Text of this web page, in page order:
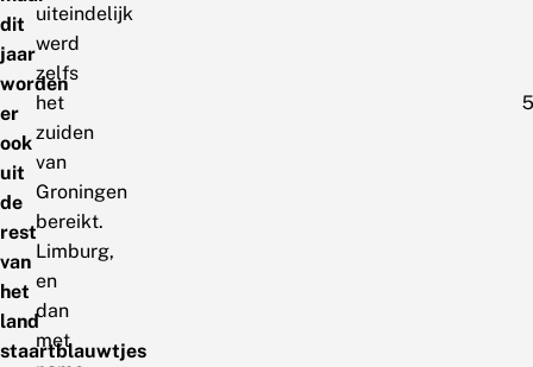
dit
jaar
worden
er
ook
uit
de
rest
van
het
land
staartblauwtjes
uiteindelijk
werd
zelfs
het
zuiden
van
Groningen
bereikt.
Limburg,
en
dan
met